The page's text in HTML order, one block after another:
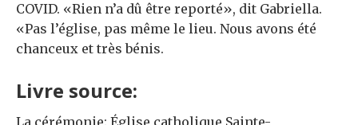
COVID. «Rien n’a dû être reporté», dit Gabriella.
«Pas l’église, pas même le lieu. Nous avons été
chanceux et très bénis.
Livre source: